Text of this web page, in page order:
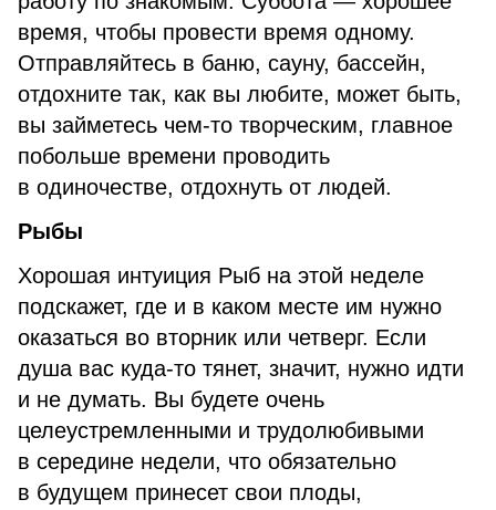
время, чтобы провести время одному.
Отправляйтесь в баню, сауну, бассейн,
отдохните так, как вы любите, может быть,
вы займетесь чем-то творческим, главное
побольше времени проводить
в одиночестве, отдохнуть от людей.
Рыбы
Хорошая интуиция Рыб на этой неделе
подскажет, где и в каком месте им нужно
оказаться во вторник или четверг. Если
душа вас куда-то тянет, значит, нужно идти
и не думать. Вы будете очень
целеустремленными и трудолюбивыми
в середине недели, что обязательно
в будущем принесет свои плоды,